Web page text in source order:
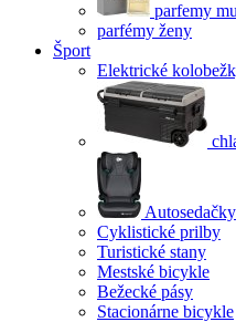
parfemy
parfémy ženy
Šport
Elektrické
Autosedačky
Cyklistické prilby
Turistické stany
Mestské bicykle
Bežecké pásy
Stacionárne bicykle